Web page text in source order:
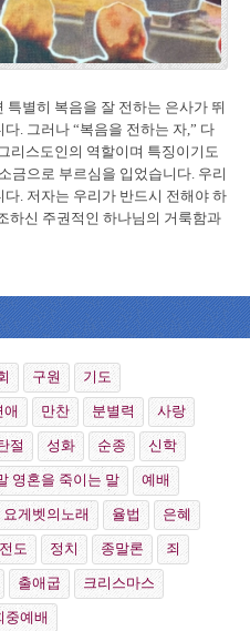
특별히 복음을 잘 전하는 은사가 뛰
. 그러나 “복음을 전하는 자,” 다
리스도인의 역할이며 특징이기도
금으로 부르심을 입었습니다. 우리
. 저자는 우리가 반드시 전해야 하
하신 주권적인 하나님의 거룩함과
구원 기도
애 만찬 분별력 사랑
절 성화 순종 신학
영혼을 죽이는 말 예배
요게벳의노래 율법 은혜
전도 정치 종말론 죄
출애굽 크리스마스
중예배